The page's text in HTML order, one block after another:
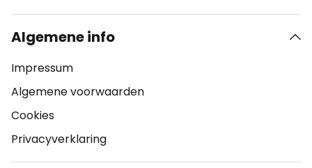
Algemene info
Impressum
Algemene voorwaarden
Cookies
Privacyverklaring